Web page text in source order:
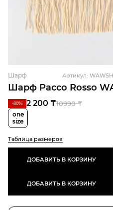
Шарф Pacco Rosso
Шарф Артикул:
10990 ₸
2 200 ₸
-80%
one
size
Таблица размеров
ДОБАВИТЬ В КОРЗИНУ
ДОБАВИТЬ В КОРЗИНУ